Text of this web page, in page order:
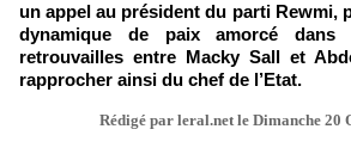
un appel au président du parti Rewmi,
dynamique de paix amorcé
retrouvailles entre Macky Sall et
rapprocher ainsi du chef de l’Etat.
Rédigé par leral.net le Dimanche 20